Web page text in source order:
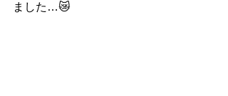
ました…😿